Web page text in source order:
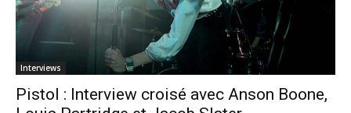
Interviews
Pistol : Interview croisé avec Anson Boone,